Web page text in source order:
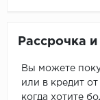
Рассрочка
Вы можете
или в кредит
когда хотите